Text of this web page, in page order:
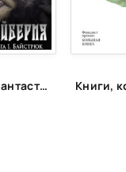
Другая Земля: фантастика с альтернативной историей